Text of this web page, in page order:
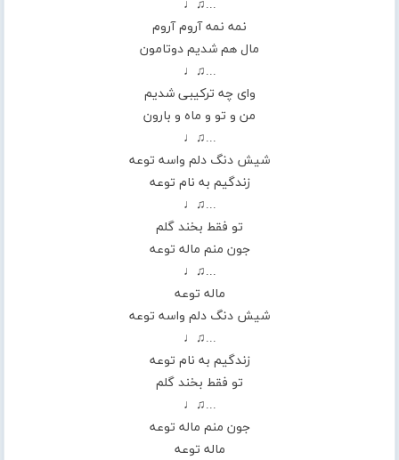
...♫♩
نمه نمه آروم آروم
مال هم شدیم دوتامون
...♫♩
وای چه ترکیبی شدیم
من و تو و ماه و بارون
...♫♩
شیش دنگ دلم واسه توعه
زندگیم به نام توعه
...♫♩
تو فقط بخند گلم
جون منم ماله توعه
...♫♩
ماله توعه
شیش دنگ دلم واسه توعه
...♫♩
زندگیم به نام توعه
تو فقط بخند گلم
...♫♩
جون منم ماله توعه
ماله توعه